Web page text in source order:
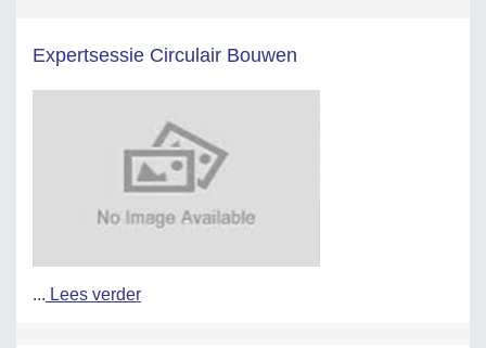
Expertsessie Circulair Bouwen
... Lees verder